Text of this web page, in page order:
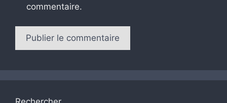
commentaire.